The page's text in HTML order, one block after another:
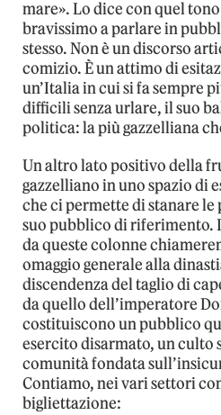
mare». Lo dice con quel
bravissimo a parlare in
stesso. Non è un discorso
comizio. È un attimo di
un’Italia in cui si fa sempre
difficili senza urlare, il suo
politica: la più gazzelliana
Un altro lato positivo della
gazzelliano in uno spazio di
che ci permette di stanare
suo pubblico di riferimento.
da queste colonne
omaggio generale alla
discendenza del taglio di
da quello dell’imperatore
costituiscono un pubblico
esercito disarmato, un culto
comunità fondata
Contiamo, nei vari settori
bigliettazione: